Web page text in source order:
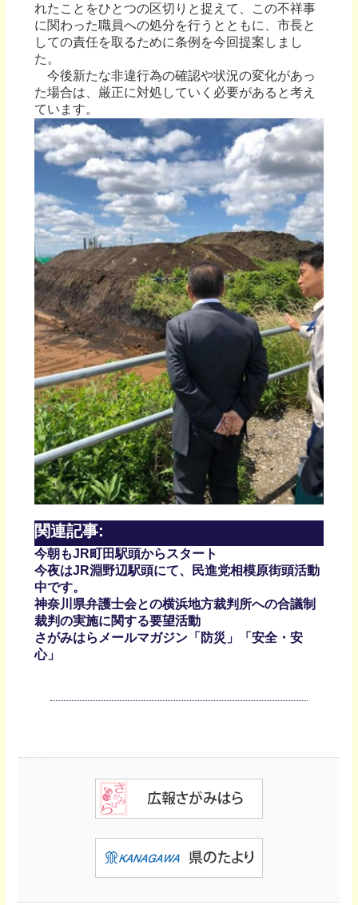
れたことをひとつの区切りと捉えて、この不祥事
に関わった職員への処分を行うとともに、市長と
しての責任を取るために条例を今回提案しまし
た。
今後新たな非違行為の確認や状況の変化があっ
た場合は、厳正に対処していく必要があると考え
ています。
関連記事:
今朝もJR町田駅頭からスタート
今夜はJR淵野辺駅頭にて、民進党相模原街頭活動
中です。
神奈川県弁護士会との横浜地方裁判所への合議制
裁判の実施に関する要望活動
さがみはらメールマガジン「防災」「安全・安
心」